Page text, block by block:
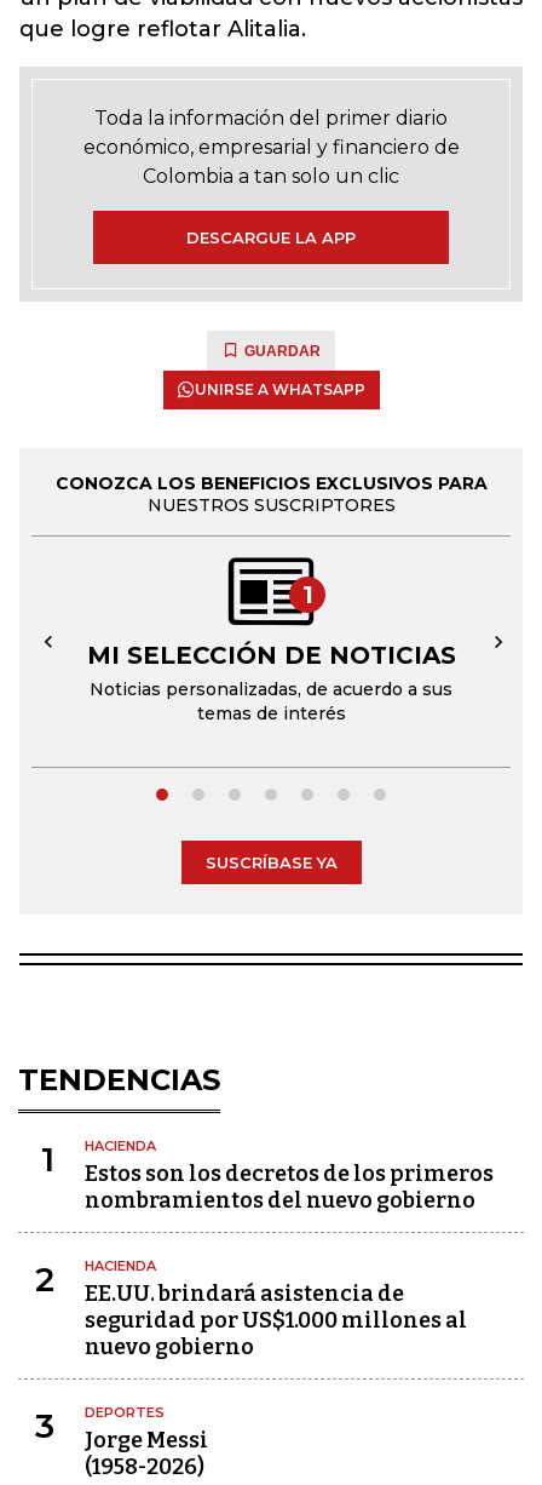
que logre reflotar Alitalia.
Toda la información del primer diario
económico, empresarial y financiero de
Colombia a tan solo un clic
DESCARGUE LA APP
GUARDAR
UNIRSE A WHATSAPP
CONOZCA LOS BENEFICIOS EXCLUSIVOS PARA
NUESTROS SUSCRIPTORES
1
MI SELECCIÓN DE NOTICIAS
Noticias personalizadas, de acuerdo a sus
temas de interés
← →
SUSCRÍBASE YA
TENDENCIAS
1 HACIENDA
Estos son los decretos de los primeros
nombramientos del nuevo gobierno
2 HACIENDA
EE.UU. brindará asistencia de
seguridad por US$1.000 millones al
nuevo gobierno
3 DEPORTES
Jorge Messi
(1958-2026)